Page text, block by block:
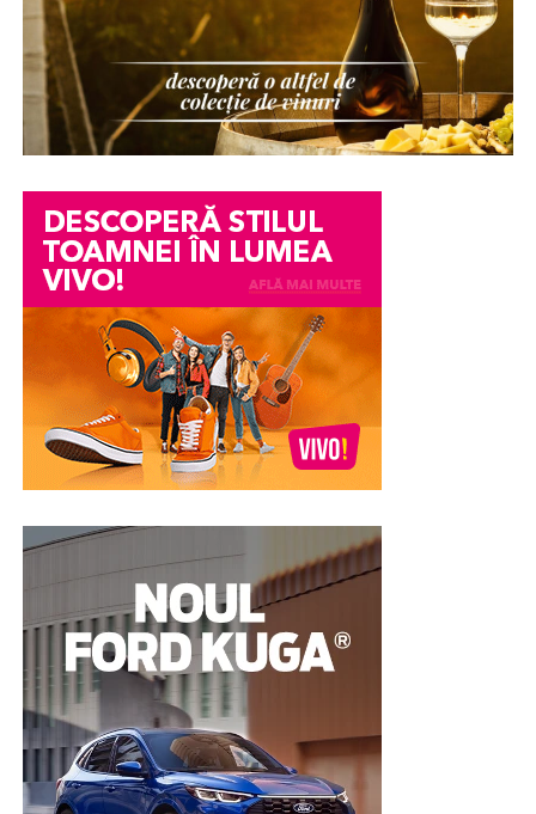
așteaptă consecvență și stabilitate din partea României.
Există numeroase situații în care o persoană ajunge să
fie suspectată fără să existe dovezi clare împotriva sa. O
dispariție de bunuri într-o companie, o acuzație lansată
într-un conflict personal, o neînțelegere între colegi
serioase asupra imaginii și credibilității unei persoane.
Din păcate, chiar și atunci când acuzațiile se dovedesc
ulterior nefondate, efectele asupra reputației pot
persista. Încrederea colegilor, a angajatorului sau chiar a
membrilor familiei poate fi afectată, iar procesul de
recâștigare a acesteia poate fi dificil.
În astfel de împrejurări, unele persoane aleg în mod
voluntar să efectueze un test poligraf pentru a susține
veridicitatea declarațiilor lor. Examinarea nu stabilește
însă poate constitui un element suplimentar de
evaluare și poate contribui la clarificarea
circumstanțelor în care au apărut suspiciunile.
Pentru multe persoane, această abordare reprezintă o
modalitate de a demonstra disponibilitatea de a coopera
și de a răspunde transparent întrebărilor legate de
situația investigată.
Obiectivitatea reacțiilor